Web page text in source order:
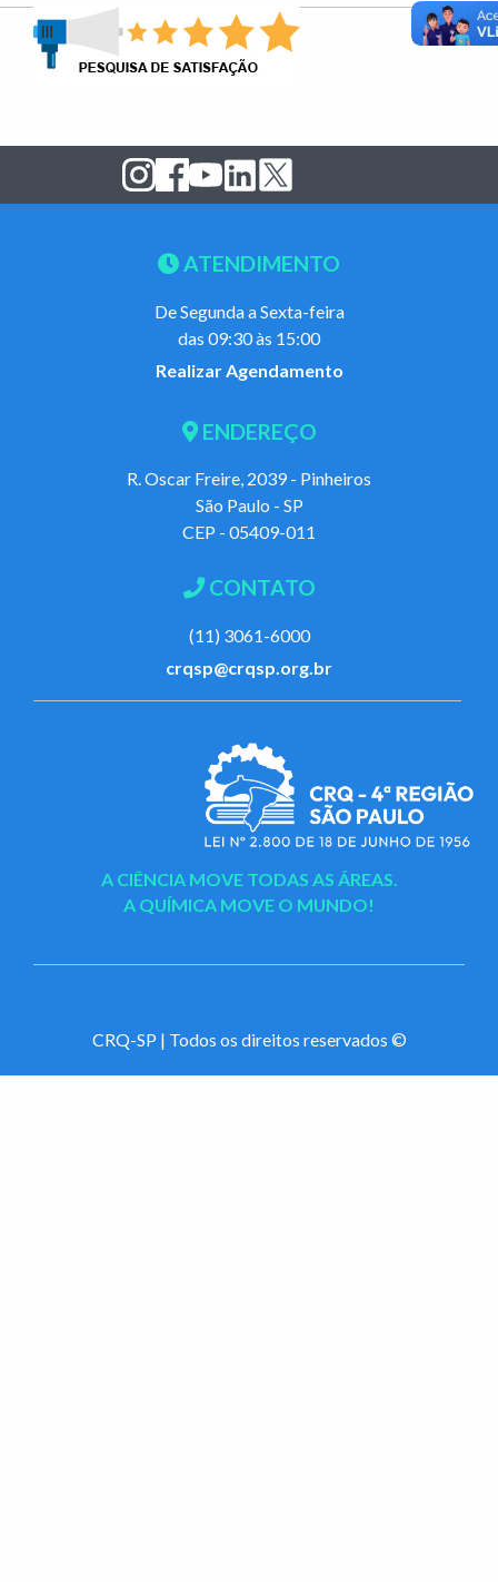
ATENDIMENTO
De Segunda a Sexta-feira
das 09:30 às 15:00
Realizar Agendamento
ENDEREÇO
R. Oscar Freire, 2039 - Pinheiros
São Paulo - SP
CEP - 05409-011
CONTATO
(11) 3061-6000
crqsp@crqsp.org.br
A CIÊNCIA MOVE TODAS AS ÁREAS.
A QUÍMICA MOVE O MUNDO!
CRQ-SP | Todos os direitos reservados ©